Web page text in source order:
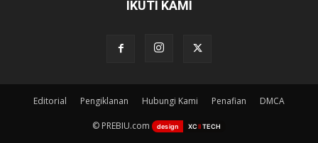
IKUTI KAMI
Editorial Pengiklanan Hubungi Kami Penafian DMCA
© PREBIU.com design XCIITECH